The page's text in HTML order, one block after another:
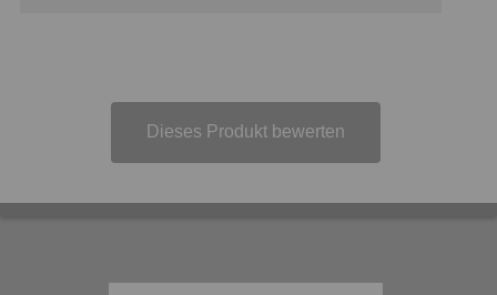
Dieses Produkt bewerten